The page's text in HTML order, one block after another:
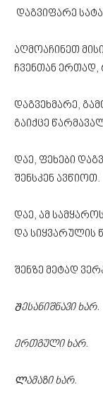
დაგვიფარე
აღმოაჩინეთ
ჩვენთან ერთად,
დაგვეხმარე,
გაიქცე
დაე, ფეხები
შენსკენ ავწიოთ.
დაე, ამ
და სიყვარულის
შენზე მეტად
Შესანიშნავი ხარ.
ერთგული ხარ.
Ლამაზი ხარ.